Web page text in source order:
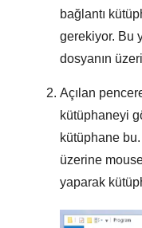
bağlantı
gerekiyor. Bu
dosyanın
Açılan
kütüphaneyi
kütüphane
üzerine
yaparak